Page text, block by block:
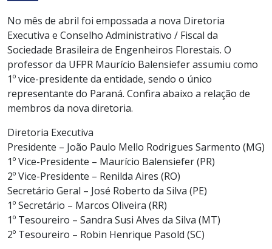
No mês de abril foi empossada a nova Diretoria
Executiva e Conselho Administrativo / Fiscal da
Sociedade Brasileira de Engenheiros Florestais. O
professor da UFPR Maurício Balensiefer assumiu como
1º vice-presidente da entidade, sendo o único
representante do Paraná. Confira abaixo a relação de
membros da nova diretoria.
Diretoria Executiva
Presidente – João Paulo Mello Rodrigues Sarmento (MG)
1º Vice-Presidente – Maurício Balensiefer (PR)
2º Vice-Presidente – Renilda Aires (RO)
Secretário Geral – José Roberto da Silva (PE)
1º Secretário – Marcos Oliveira (RR)
1º Tesoureiro – Sandra Susi Alves da Silva (MT)
2º Tesoureiro – Robin Henrique Pasold (SC)